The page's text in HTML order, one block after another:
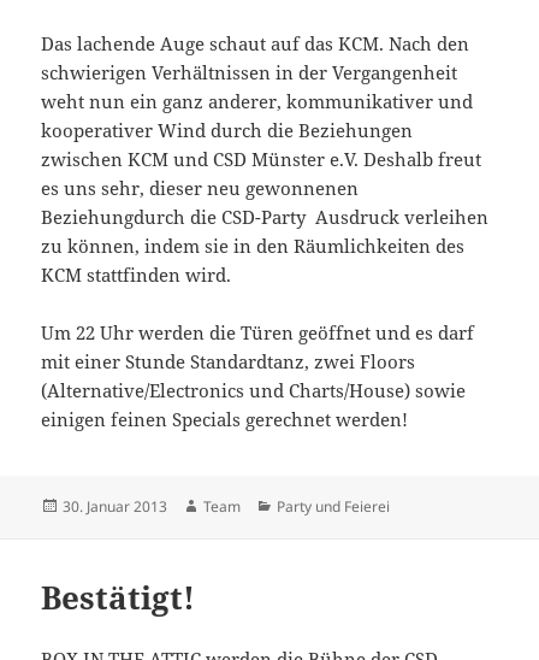
Das lachende Auge schaut auf das KCM. Nach den
schwierigen Verhältnissen in der Vergangenheit
weht nun ein ganz anderer, kommunikativer und
kooperativer Wind durch die Beziehungen
zwischen KCM und CSD Münster e.V. Deshalb freut
es uns sehr, dieser neu gewonnenen
Beziehungdurch die CSD-Party Ausdruck verleihen
zu können, indem sie in den Räumlichkeiten des
KCM stattfinden wird.
Um 22 Uhr werden die Türen geöffnet und es darf
mit einer Stunde Standardtanz, zwei Floors
(Alternative/Electronics und Charts/House) sowie
einigen feinen Specials gerechnet werden!
Veröffentlicht
30. Januar 2013 Autor
Team Kategorien
Party und Feierei
Bestätigt!